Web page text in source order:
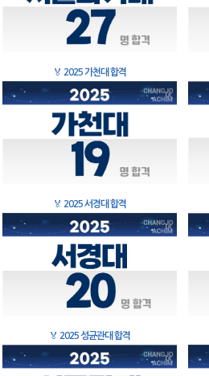
🏅 2025 가천대 합격
🏅 2025 서경대 합격
🏅 2025 성균관대 합격